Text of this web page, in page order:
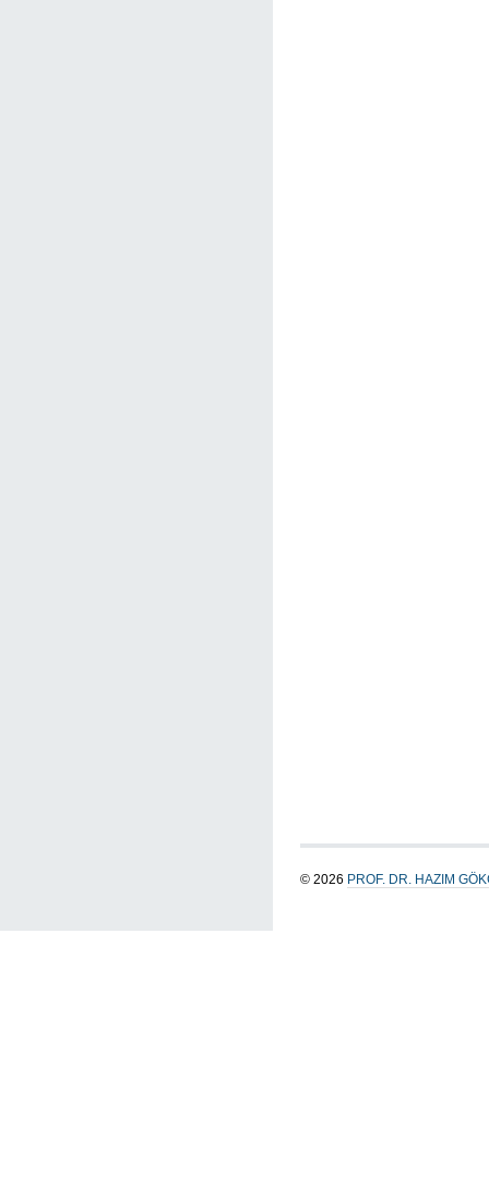
© 2026 PROF. DR. HAZIM